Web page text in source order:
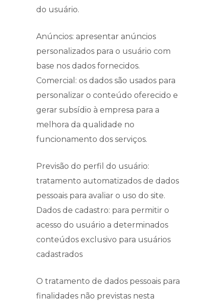
do usuário.
Anúncios: apresentar anúncios
personalizados para o usuário com
base nos dados fornecidos.
Comercial: os dados são usados para
personalizar o conteúdo oferecido e
gerar subsídio à empresa para a
melhora da qualidade no
funcionamento dos serviços.
Previsão do perfil do usuário:
tratamento automatizados de dados
pessoais para avaliar o uso do site.
Dados de cadastro: para permitir o
acesso do usuário a determinados
conteúdos exclusivo para usuários
cadastrados
O tratamento de dados pessoais para
finalidades não previstas nesta